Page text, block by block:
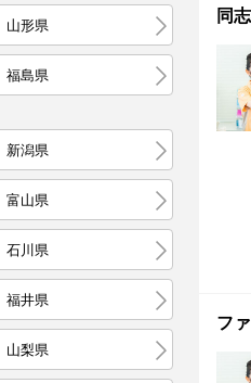
山形県
福島県
新潟県
富山県
石川県
福井県
山梨県
同
フ